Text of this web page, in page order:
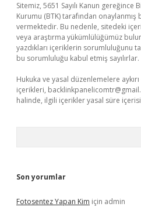
Sitemiz, 5651 Sayılı Kanun
Kurumu (BTK) tarafından onaylanmış
vermektedir. Bu nedenle, sitedeki
veya araştırma yükümlülüğümüz
yazdıkları içeriklerin sorumluluğunu
bu sorumluluğu kabul etmiş sayılırlar.
Hukuka ve yasal düzenlemelere
içerikleri,
halinde, ilgili içerikler yasal süre
Son yorumlar
Fotosentez Yapan Kim için admin